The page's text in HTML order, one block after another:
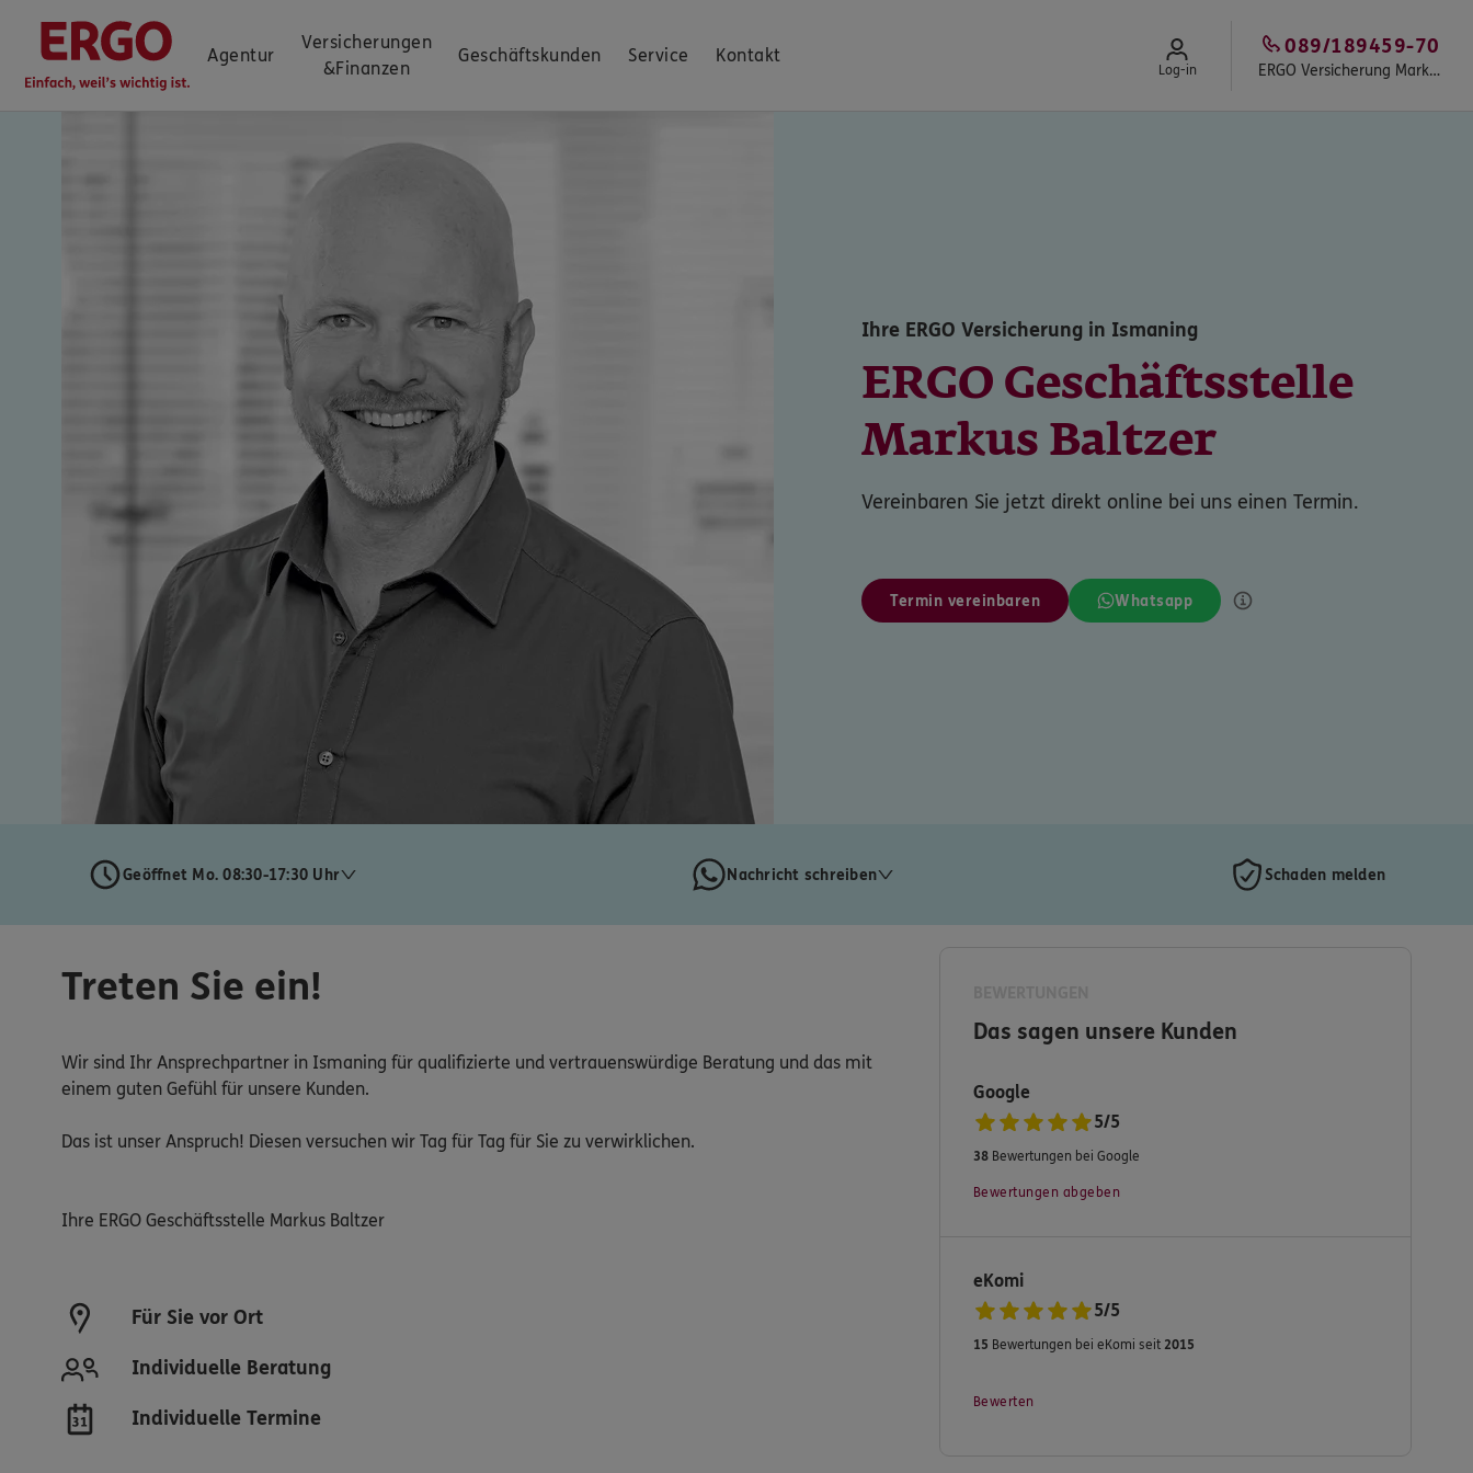
Agentur
Versicherungen
&Finanzen
Geschäftskunden Service Kontakt
Log-in ERGO Versicherung Markus Baltzer
089/189459-70
Ihre ERGO Versicherung in Ismaning
ERGO Geschäftsstelle
Markus Baltzer
Vereinbaren Sie jetzt direkt online bei uns einen Termin.
Termin vereinbaren Whatsapp
Geöffnet Mo. 08:30-17:30 Uhr Nachricht schreiben Schaden melden
Treten Sie ein!
Wir sind Ihr Ansprechpartner in Ismaning für qualifizierte und vertrauenswürdige Beratung und das mit
einem guten Gefühl für unsere Kunden.
Das ist unser Anspruch! Diesen versuchen wir Tag für Tag für Sie zu verwirklichen.
Ihre ERGO Geschäftsstelle Markus Baltzer
Für Sie vor Ort
Individuelle Beratung
Individuelle Termine
Das sagen unsere Kunden
Google
5/5
38Bewertungen bei Google
Bewertungen abgeben
eKomi
5/5
15 Bewertungen bei eKomi seit 2015
Bewerten